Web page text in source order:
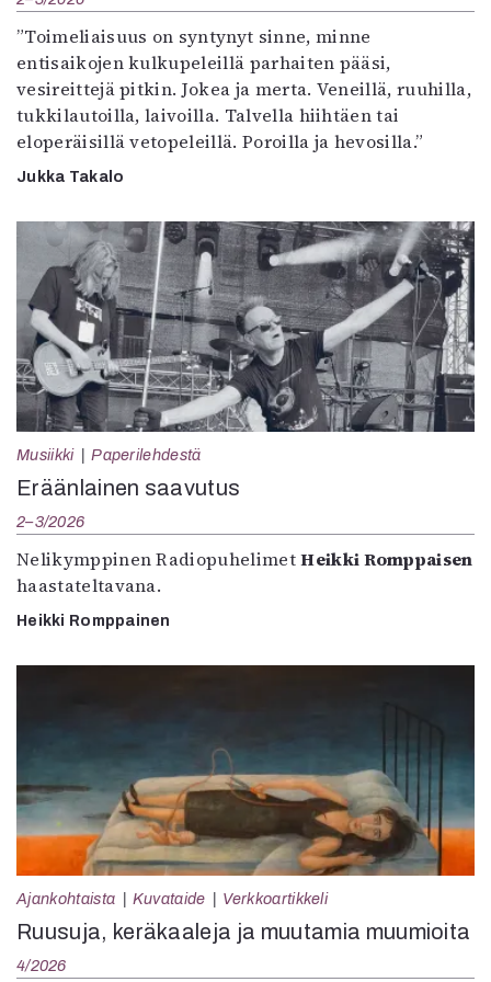
”Toimeliaisuus on syntynyt sinne, minne
entisaikojen kulkupeleillä parhaiten pääsi,
vesireittejä pitkin. Jokea ja merta. Veneillä, ruuhilla,
tukkilautoilla, laivoilla. Talvella hiihtäen tai
eloperäisillä vetopeleillä. Poroilla ja hevosilla.”
Jukka Takalo
Musiikki Paperilehdestä
Eräänlainen saavutus
2–3/2026
Nelikymppinen RadiopuhelimetHeikki Romppaisen
haastateltavana.
Heikki Romppainen
Ajankohtaista Kuvataide Verkkoartikkeli
Ruusuja, keräkaaleja ja muutamia muumioita
4/2026